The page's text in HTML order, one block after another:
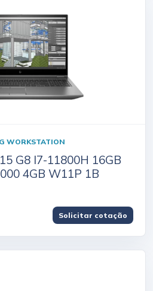
WORKSTATION
G8 I7-11800H 16GB
4GB W11P 1B
Solicitar cotação